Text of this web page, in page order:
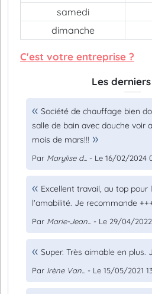
samedi
dimanche
C'est votre entreprise ?
Les
Société de chauffage bien
salle de bain avec douche voir
mois de mars!!!
Par Marylise d... - Le 16/02/2024
Excellent travail, au top
l'amabilité. Je recommande
Par Marie-Jean... - Le 29/04/2022
Super. Très aimable en plus.
Par Irène Van... - Le 15/05/2021